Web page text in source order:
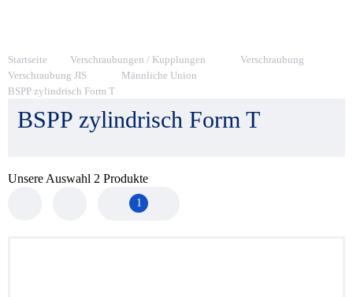
Startseite Verschraubungen / Kupplungen
Verschraubung
Verschraubung JIS
Männliche Union
BSPP zylindrisch Form T
BSPP zylindrisch Form T
Unsere Auswahl 2 Produkte
1